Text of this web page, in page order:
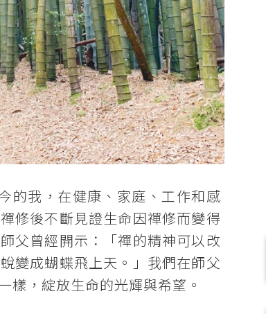
的我，在健康、家庭、工作和感
修後不斷見證生命因禪修而變得
父曾經開示：「禪的精神可以改
變成蝴蝶飛上天。」我們在師父
樣，綻放生命的光輝與希望。